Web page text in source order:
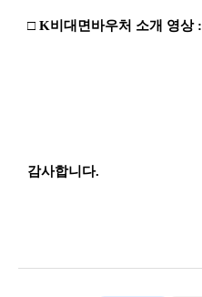
□ K비대면바우처 소개 영상 :
감사합니다.